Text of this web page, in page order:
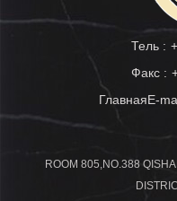
Тель :
Факс :
ГлавнаяE-
ROOM 805,NO.388